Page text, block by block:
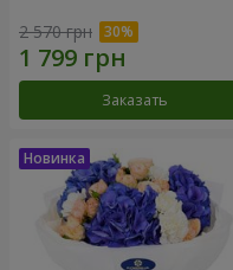
2 570 грн
Заказать